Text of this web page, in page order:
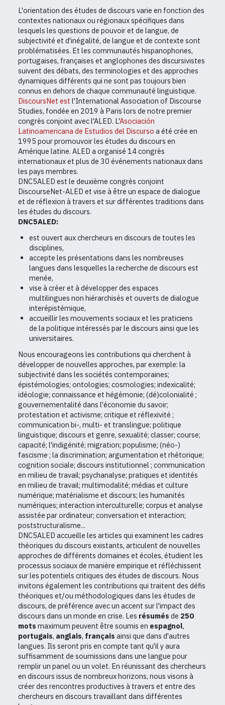
L'orientation des études de discours varie en fonction des
contextes nationaux ou régionaux spécifiques dans
lesquels les questions de pouvoir et de langue, de
subjectivité et d'inégalité, de langue et de contexte sont
problématisées. Et les communautés hispanophones,
portugaises, françaises et anglophones des discursivistes
suivent des débats, des terminologies et des approches
dynamiques différents qui ne sont pas toujours bien
connus en dehors de chaque communauté linguistique.
DiscoursNet est l'International Association of Discourse
Studies, fondée en 2019 à Paris lors de notre premier
congrès conjoint avec l'ALED. L'Asociación
Latinoamericana de Estudios del Discurso a été crée en
1995 pour promouvoir les études du discours en
Amérique latine. ALED a organisé 14 congrès
internationaux et plus de 30 événements nationaux dans
les pays membres.
DNC5ALED est le deuxième congrès conjoint
DiscourseNet-ALED et vise à être un espace de dialogue
et de réflexion à travers et sur différentes traditions dans
les études du discours.
DNC5ALED:
est ouvert aux chercheurs en discours de toutes les
disciplines,
accepte les présentations dans les nombreuses
langues dans lesquelles la recherche de discours est
menée,
vise à créer et à développer des espaces
multilingues non hiérarchisés et ouverts de dialogue
interépistémique,
accueillir les mouvements sociaux et les praticiens
de la politique intéressés par le discours ainsi que les
universitaires.
Nous encourageons les contributions qui cherchent à
développer de nouvelles approches, par exemple: la
subjectivité dans les sociétés contemporaines;
épistémologies; ontologies; cosmologies; indexicalité;
idéologie; connaissance et hégémonie; (dé)colonialité ;
gouvernementalité dans l'économie du savoir;
protestation et activisme; critique et réflexivité ;
communication bi-, multi- et translingue; politique
linguistique; discours et genre, sexualité; classer; course;
capacité; l'indigénité; migration; populisme; (néo-)
fascisme ; la discrimination; argumentation et rhétorique;
cognition sociale; discours institutionnel ; communication
en milieu de travail; psychanalyse; pratiques et identités
en milieu de travail; multimodalité; médias et culture
numérique; matérialisme et discours; les humanités
numériques; interaction interculturelle; corpus et analyse
assistée par ordinateur; conversation et interaction;
poststructuralisme...
DNC5ALED accueille les articles qui examinent les cadres
théoriques du discours existants, articulent de nouvelles
approches de différents domaines et écoles, étudient les
processus sociaux de manière empirique et réfléchissent
sur les potentiels critiques des études de discours. Nous
invitons également les contributions qui traitent des défis
théoriques et/ou méthodologiques dans les études de
discours, de préférence avec un accent sur l'impact des
discours dans un monde en crise. Les résumés de 250
mots maximum peuvent être soumis en espagnol,
portugais, anglais, français ainsi que dans d'autres
langues. Ils seront pris en compte tant qu'il y aura
suffisamment de soumissions dans une langue pour
remplir un panel ou un volet. En réunissant des chercheurs
en discours issus de nombreux horizons, nous visons à
créer des rencontres productives à travers et entre des
chercheurs en discours travaillant dans différentes